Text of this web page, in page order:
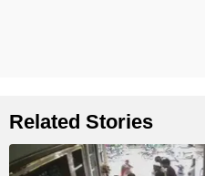
Related Stories